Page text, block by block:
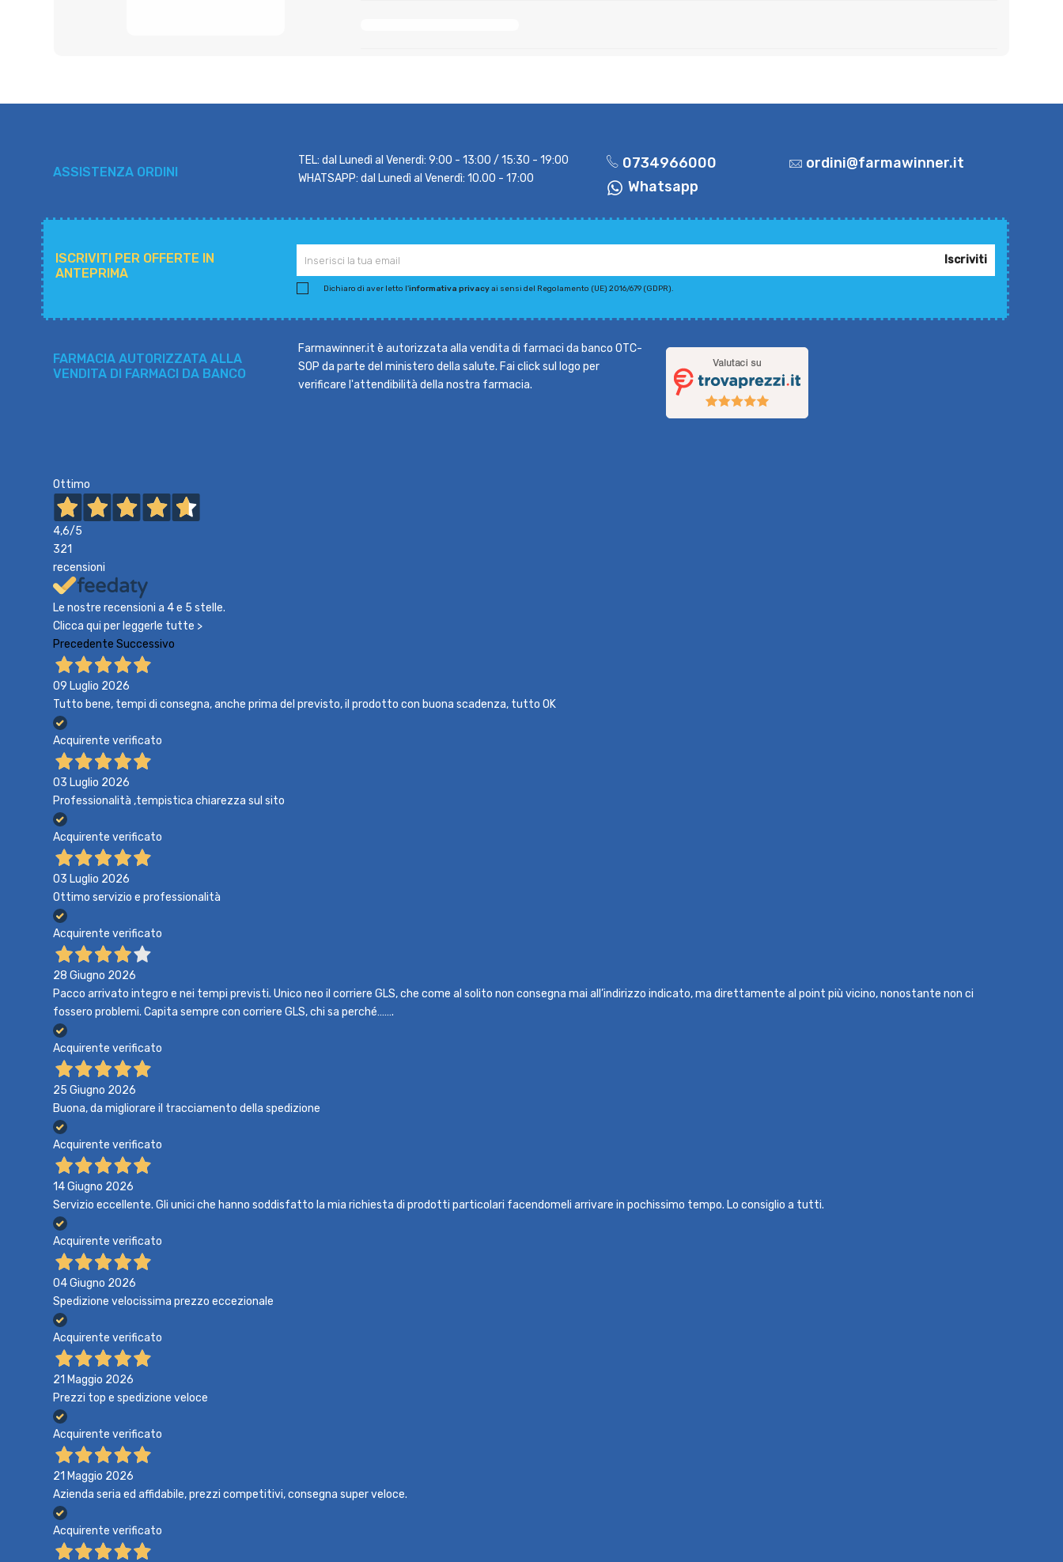
ASSISTENZA ORDINI
TEL: dal Lunedì al Venerdì: 9:00 - 13:00 / 15:30 - 19:00
WHATSAPP: dal Lunedì al Venerdì: 10.00 - 17:00
0734966000
Whatsapp
ordini@farmawinner.it
ISCRIVITI PER OFFERTE IN
ANTEPRIMA
Iscriviti
Dichiaro di aver letto l'informativa privacyai sensi del Regolamento (UE) 2016/679 (GDPR).
FARMACIA AUTORIZZATA ALLA
VENDITA DI FARMACI DA BANCO
Farmawinner.it è autorizzata alla vendita di farmaci da banco OTC-
SOP da parte del ministero della salute. Fai click sul logo per
verificare l'attendibilità della nostra farmacia.
Ottimo
4,6/5
321
recensioni
Le nostre recensioni a 4 e 5 stelle.
Clicca qui per leggerle tutte >
Precedente Successivo
09 Luglio 2026
Tutto bene, tempi di consegna, anche prima del previsto, il prodotto con buona scadenza, tutto OK
Acquirente verificato
03 Luglio 2026
Professionalità ,tempistica chiarezza sul sito
Acquirente verificato
03 Luglio 2026
Ottimo servizio e professionalità
Acquirente verificato
28 Giugno 2026
Pacco arrivato integro e nei tempi previsti. Unico neo il corriere GLS, che come al solito non consegna mai all’indirizzo indicato, ma direttamente al point più vicino, nonostante non ci
fossero problemi. Capita sempre con corriere GLS, chi sa perché…….
Acquirente verificato
25 Giugno 2026
Buona, da migliorare il tracciamento della spedizione
Acquirente verificato
14 Giugno 2026
Servizio eccellente. Gli unici che hanno soddisfatto la mia richiesta di prodotti particolari facendomeli arrivare in pochissimo tempo. Lo consiglio a tutti.
Acquirente verificato
04 Giugno 2026
Spedizione velocissima prezzo eccezionale
Acquirente verificato
21 Maggio 2026
Prezzi top e spedizione veloce
Acquirente verificato
21 Maggio 2026
Azienda seria ed affidabile, prezzi competitivi, consegna super veloce.
Acquirente verificato